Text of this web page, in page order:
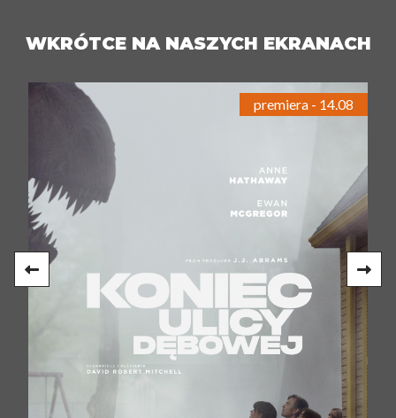
WKRÓTCE NA NASZYCH EKRANACH
premiera - 14.08